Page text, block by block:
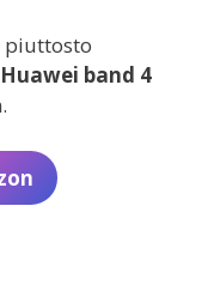
piuttosto
Huawei band 4